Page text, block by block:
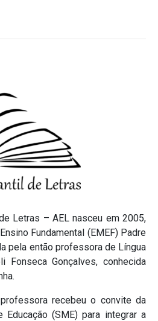
Letras – AEL nasceu em 2005,
Fundamental (EMEF) Padre
pela então professora de Língua
Fonseca Gonçalves, conhecida
recebeu o convite da
Educação (SME) para integrar a